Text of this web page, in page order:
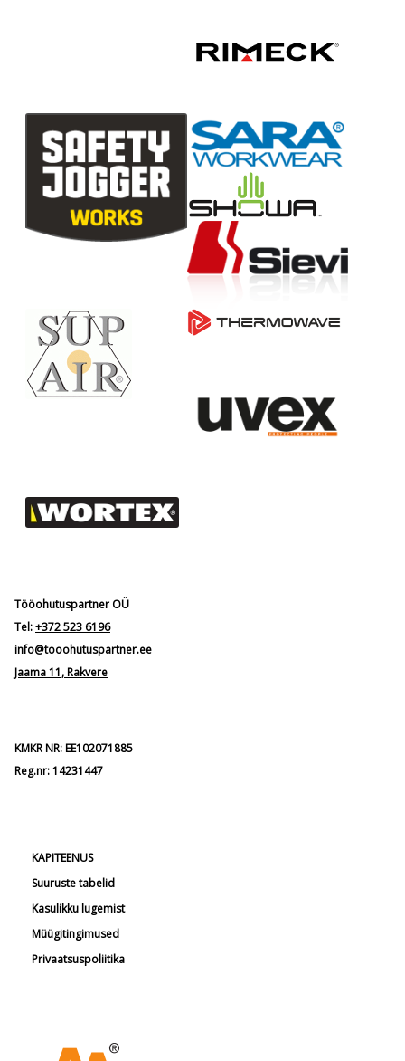
Tööohutuspartner OÜ
Tel:+372 523 6196
info@tooohutuspartner.ee
Jaama 11, Rakvere
KMKR NR: EE102071885
Reg.nr: 14231447
KAPITEENUS
Suuruste tabelid
Kasulikku lugemist
Müügitingimused
Privaatsuspoliitika